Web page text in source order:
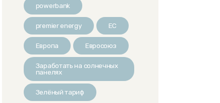
powerbank
premier energy ЕС
Европа Евросоюз
Заработать на солнечных
панелях
Зелёный тариф